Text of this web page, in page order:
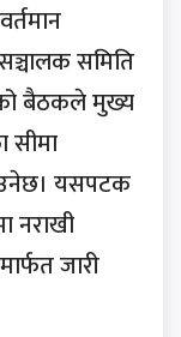
समिति
बैठकले मुख्य
सीमा
यसपटक
नराखी
जारी